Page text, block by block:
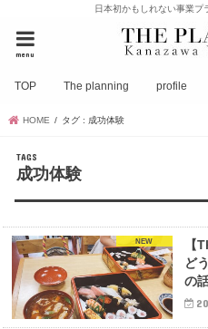
日本初かもしれない事業
menu
TOP The planning profile
HOME タグ : 成功体験
成功体験
NEW
【
ど
の